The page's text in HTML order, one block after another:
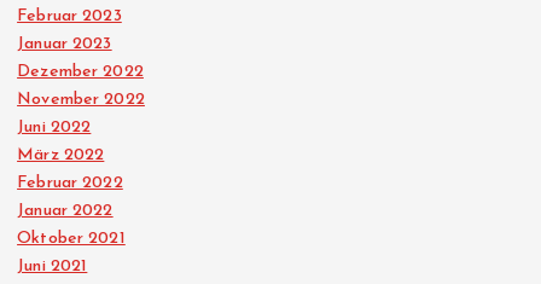
Februar 2023
Januar 2023
Dezember 2022
November 2022
Juni 2022
März 2022
Februar 2022
Januar 2022
Oktober 2021
Juni 2021